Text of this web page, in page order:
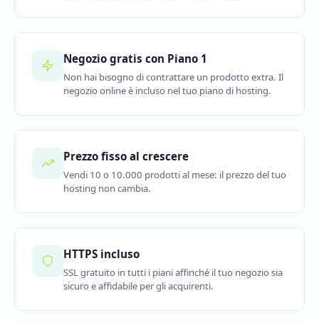
Negozio gratis con Piano 1
Non hai bisogno di contrattare un prodotto extra. Il
negozio online è incluso nel tuo piano di hosting.
Prezzo fisso al crescere
Vendi 10 o 10.000 prodotti al mese: il prezzo del tuo
hosting non cambia.
HTTPS incluso
SSL gratuito in tutti i piani affinché il tuo negozio sia
sicuro e affidabile per gli acquirenti.